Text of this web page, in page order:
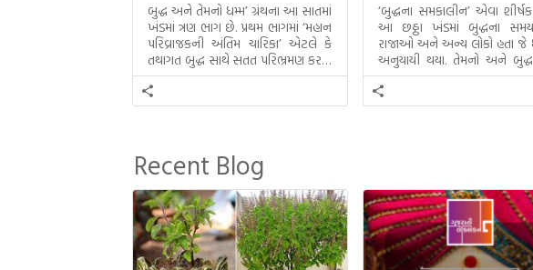
બુદ્ધ અને તેમનો ધમ્મ’ ગ્રંથના આ સાતમાં
ખંડમાં ત્રણ ભાગ છે. પ્રથમ ભાગમાં ‘મહાન
પરિવ્રાજકની અંતિમ ચારિકા’ એટલે કે
તથાગત બુદ્ધ સાથે સતત પરિભ્રમણ કરતા
સહચારીઓ સાથે ફરી એકવારની
મુલાકાત, બીજા ભાગમાં તથાગતે
વૈશાલીથી વિદાય લીધી તે અને ત્રીજા
દૃશ્યો અંકિત થયાં છે. ટૂંકમાં બુદ્ધનાં
જીવનના અંતિમ દિવસોની યાત્રાનો
પરિપાક જોવા મળે […]
‘બુદ્ધના સમકાલીન’ એવા
આ છઠ્ઠા ખંડમાં બુદ્ધના
રાજાઓ અને અન્ય લોકો હતા જે
અનુયાયી થયા. તેમનો અને
થયેલો સત્સંગ વીશે જાણકારી મળે
Recent Blog